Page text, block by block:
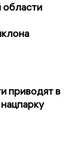
приводят в